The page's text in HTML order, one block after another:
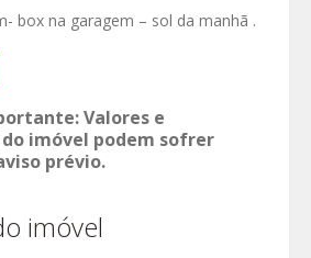
box na garagem – sol da manhã .
Valores e
imóvel podem sofrer
prévio.
imóvel